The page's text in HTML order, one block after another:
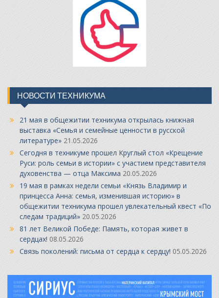
НОВОСТИ ТЕХНИКУМА
21 мая в общежитии техникума открылась книжная
выставка «Семья и семейные ценности в русской
литературе» 21.05.2026
Сегодня в техникуме прошел Круглый стол «Крещение
Руси: роль семьи в истории» с участием представителя
духовенства — отца Максима 20.05.2026
19 мая в рамках недели семьи «Князь Владимир и
принцесса Анна: семья, изменившая историю» в
общежитии техникума прошел увлекательный квест «По
следам традиций» 20.05.2026
81 лет Великой Победе: Память, которая живет в
сердцах! 08.05.2026
Связь поколений: письма от сердца к сердцу! 05.05.2026